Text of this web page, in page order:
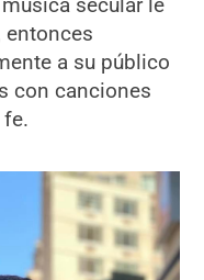
secular le
entonces
a su público
con canciones